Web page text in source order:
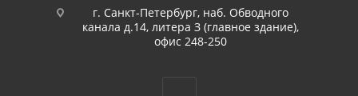
г. Санкт-Петербург, наб. Обводного
канала д.14, литера З (главное здание),
офис 248-250